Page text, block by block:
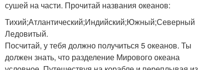
сушей на части. Прочитай названия океанов:
Тихий;Атлантический;Индийский;Южный;Северный
Ледовитый.
Посчитай, у тебя должно получиться 5 океанов. Ты
должен знать, что разделение Мирового океана